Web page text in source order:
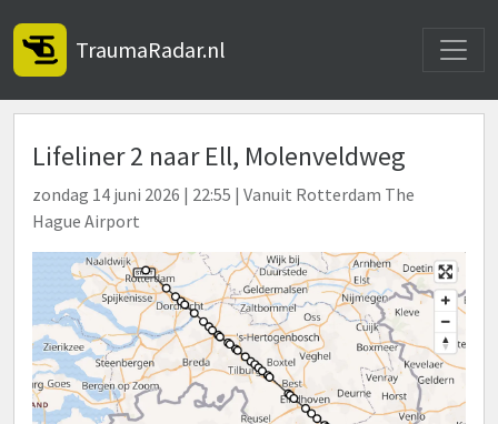
TraumaRadar.nl
Lifeliner 2 naar Ell, Molenveldweg
zondag 14 juni 2026 | 22:55 | Vanuit Rotterdam The
Hague Airport